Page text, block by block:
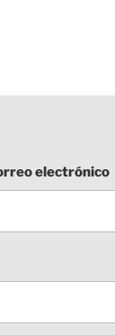
electrónico